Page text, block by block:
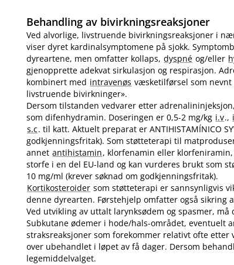
Behandling av bivirkningsreaksjoner
Ved alvorlige, livstruende bivirkningsreaksjoner i
viser dyret kardinalsymptomene på sjokk.
dyreartene, men omfatter kollaps, dyspné og​/​eller
gjenopprette adekvat sirkulasjon og respirasjon.
kombinert med intravenøs væsketilførsel som
livstruende bivirkninger».
Dersom tilstanden vedvarer etter
som difenhydramin. Doseringen er 0,5-2 mg/kg i.v.,
s.c. til katt. Aktuelt preparat er ANTIHISTAMÍNICO
godkjenningsfritak). Som støtteterapi til
annet antihistamin, klorfenamin eller
storfe i en del EU-land og kan vurderes brukt som
10 mg/ml (krever søknad om godkjenningsfritak).
Kortikosteroider som støtteterapi er sannsynligvis
denne dyrearten. Førstehjelp omfatter også sikring
Ved utvikling av uttalt larynksødem og spasmer,
Subkutane ødemer i hode​/​hals-området, eventuelt
straksreaksjoner som forekommer relativt ofte
over ubehandlet i løpet av få dager. Dersom
legemiddelvalget.